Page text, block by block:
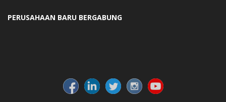
PERUSAHAAN BARU BERGABUNG